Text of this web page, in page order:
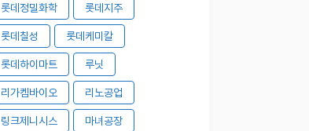
롯데정밀화학 롯데지주
롯데칠성 롯데케미칼
롯데하이마트 루닛
리가켐바이오 리노공업
링크제니시스 마녀공장